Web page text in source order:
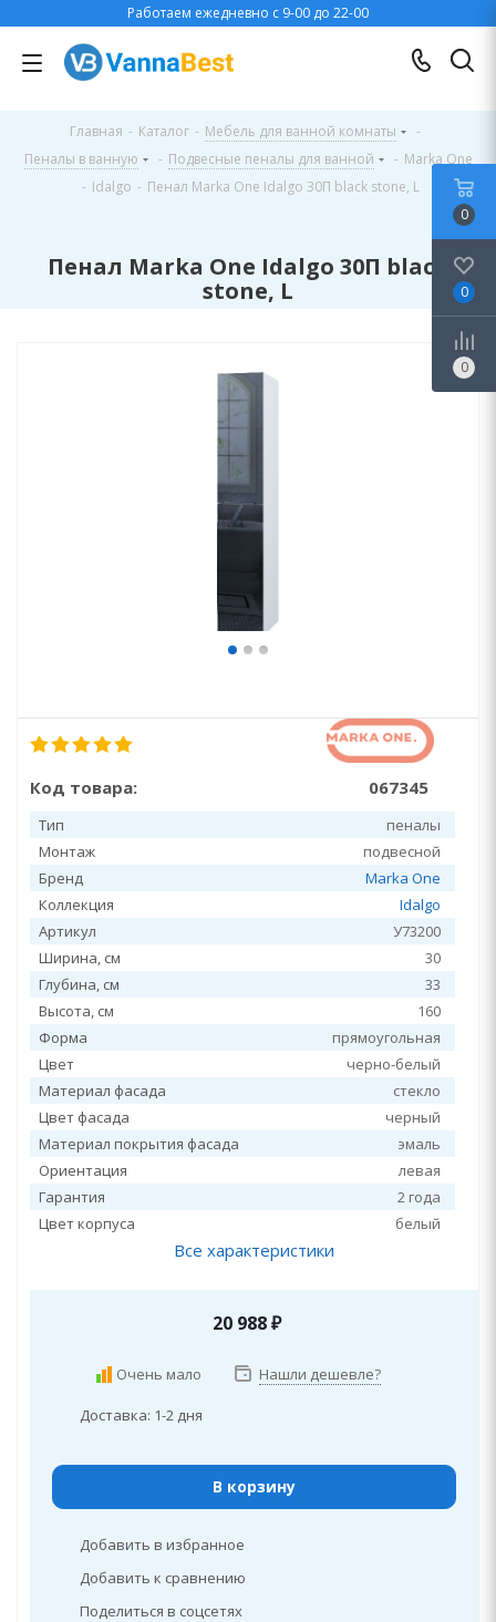
Работаем ежедневно с 9-00 до 22-00
Главная - Каталог - Мебель для ванной комнаты
-
Пеналы в ванную
- Подвесные пеналы для ванной - Marka One
- Idalgo - Пенал Marka One Idalgo 30П black stone, L
Пенал Marka One Idalgo 30П black
stone, L
Код товара: 067345
Тип
пеналы
Монтаж
подвесной
Бренд
Marka One
Коллекция
Idalgo
Артикул
У73200
Ширина, см
30
Глубина, см
33
Высота, см
160
Форма
прямоугольная
Цвет
черно-белый
Материал фасада
стекло
Цвет фасада
черный
Материал покрытия фасада
эмаль
Ориентация
левая
Гарантия
2 года
Цвет корпуса
белый
Все характеристики
20 988₽
Очень мало Нашли дешевле?
Доставка: 1-2 дня
В корзину
Добавить в избранное
Добавить к сравнению
Поделиться в соцсетях
0
0
0